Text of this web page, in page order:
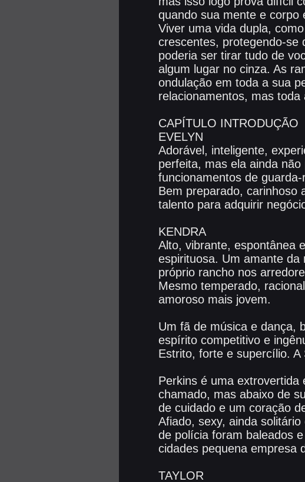
quando sua mente e corpo
Viver uma vida dupla,
crescentes, protegendo-se
poderia ser tirar tudo de
algum lugar no cinza. As
ondulação em toda a sua
relacionamentos, mas
CAPÍTULO INTRODUÇÃO
EVELYN
Adorável, inteligente,
perfeita, mas ela ainda
funcionamentos de
Bem preparado, carinhoso
talento para adquirir
KENDRA
Alto, vibrante, espontânea
espirituosa. Um amante da
próprio rancho nos
Mesmo temperado,
amoroso mais jovem.
Um fã de música e dança,
espírito competitivo e
Estrito, forte e supercílio. A
Perkins é uma extrovertida
chamado, mas abaixo de
de cuidado e um coração
Afiado, sexy, ainda
de polícia foram baleados
cidades pequena empresa
TAYLOR